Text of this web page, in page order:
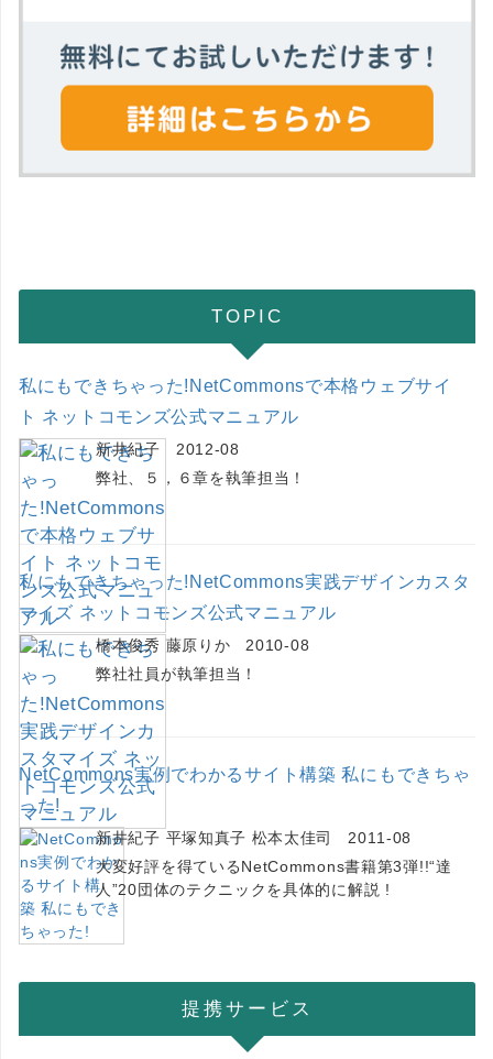
TOPIC
私にもできちゃった!NetCommonsで本格ウェブサイ
ト ネットコモンズ公式マニュアル
新井紀子 2012-08
弊社、５，６章を執筆担当！
私にもできちゃった!NetCommons実践デザインカスタ
マイズ ネットコモンズ公式マニュアル
橋本俊秀 藤原りか 2010-08
弊社社員が執筆担当！
NetCommons実例でわかるサイト構築 私にもできちゃ
った!
新井紀子 平塚知真子 松本太佳司 2011-08
大変好評を得ているNetCommons書籍第3弾!!“達
人”20団体のテクニックを具体的に解説 !
提携サービス